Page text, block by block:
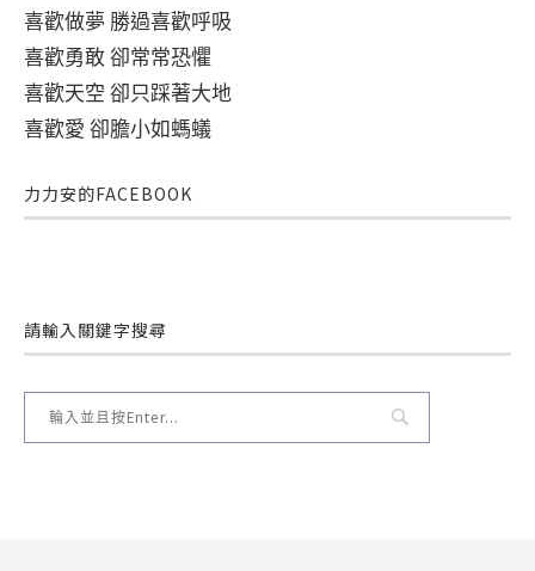
喜歡做夢 勝過喜歡呼吸
喜歡勇敢 卻常常恐懼
喜歡天空 卻只踩著大地
喜歡愛 卻膽小如螞蟻
力力安的FACEBOOK
請輸入關鍵字搜尋